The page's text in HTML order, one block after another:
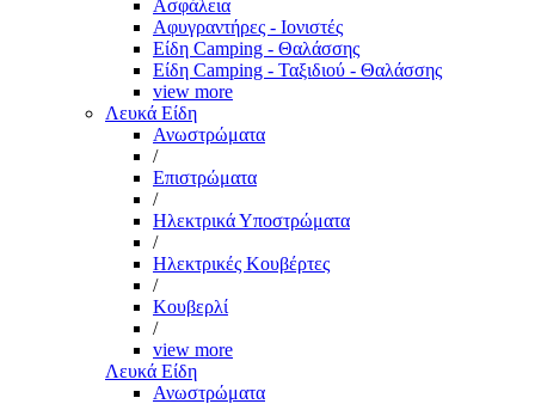
Ασφάλεια
Αφυγραντήρες - Ιονιστές
Είδη Camping - Θαλάσσης
Είδη Camping - Ταξιδιού - Θαλάσσης
view more
Λευκά Είδη
Ανωστρώματα
/
Επιστρώματα
/
Ηλεκτρικά Υποστρώματα
/
Ηλεκτρικές Κουβέρτες
/
Κουβερλί
/
view more
Λευκά Είδη
Ανωστρώματα